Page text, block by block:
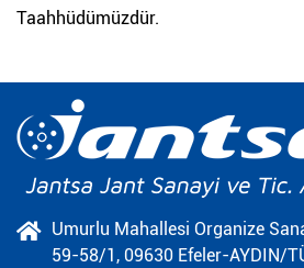
Taahhüdümüzdür.
Umurlu Mahallesi Organize
59-58/1, 09630 Efeler-AYDIN/